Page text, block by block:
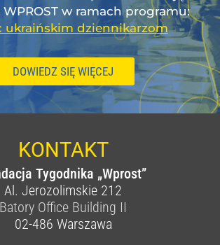
w ramach programu:
ukraińskim dziennikarzom
DOWIEDZ SIĘ WIĘCEJ
KONTAKT
Tygodnika „Wprost”
Al. Jerozolimskie 212
Batory Office Building II
02-486 Warszawa